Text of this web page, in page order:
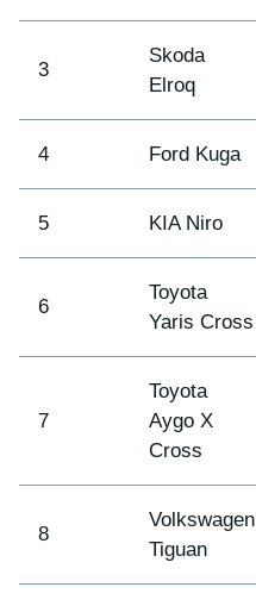
3
Skoda
Elroq
4 Ford Kuga
5 KIA Niro
6
Toyota
Yaris Cross
7
Toyota
Aygo X
Cross
8
Volkswagen
Tiguan